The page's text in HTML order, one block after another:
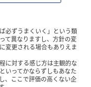
必ずうまくいく」という類
て異なりますし、方針の変
変更される場合もありえま
に対する感じ方は主観的な
いってかならずしもあなた
、ここで評価の高くない企